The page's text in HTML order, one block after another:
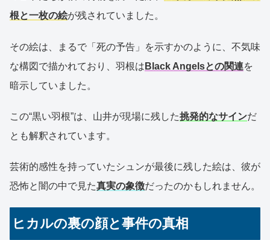
根と一枚の絵が残されていました。
その絵は、まるで「死の予告」を示すかのように、不気味
な構図で描かれており、羽根は Black Angelsとの関連を
暗示していました。
この“黒い羽根”は、山井が現場に残した挑発的なサインだ
とも解釈されています。
芸術的感性を持っていたシュンが最後に残した絵は、彼が
恐怖と闇の中で見た真実の象徴だったのかもしれません。
ヒカルの裏の顔と事件の真相